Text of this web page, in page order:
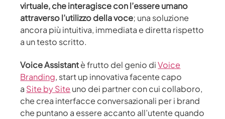
virtuale, che interagisce con l’essere umano
attraverso l’utilizzo della voce; una soluzione
ancora più intuitiva, immediata e diretta rispetto
a un testo scritto.
Voice Assistantè frutto del genio diVoice
Branding, start up innovativa facente capo
a Site by Site uno dei partner con cui collaboro,
che crea interfacce conversazionali per i brand
che puntano a essere accanto all’utente quando